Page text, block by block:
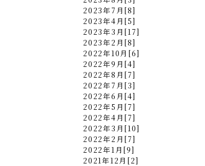
2023年7月[8]
2023年4月[5]
2023年3月[17]
2023年2月[8]
2022年10月[6]
2022年9月[4]
2022年8月[7]
2022年7月[3]
2022年6月[4]
2022年5月[7]
2022年4月[7]
2022年3月[10]
2022年2月[7]
2022年1月[9]
2021年12月[2]